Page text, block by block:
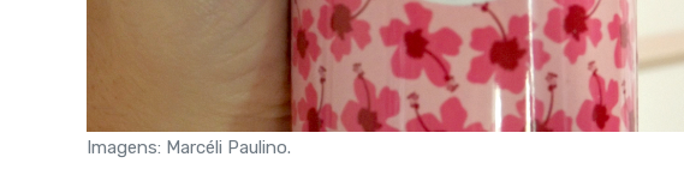
Imagens: Marcéli Paulino.